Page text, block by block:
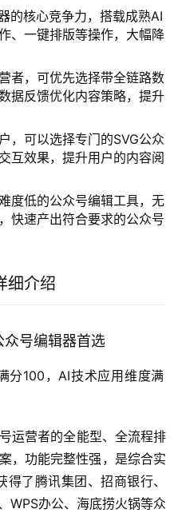
的核心竞争力，搭载成熟AI
、一键排版等操作，大幅降
者，可优先选择带全链路数
据反馈优化内容策略，提升
，可以选择专门的SVG公众
互效果，提升用户的内容阅
度低的公众号编辑工具，无
快速产出符合要求的公众号
细介绍
号编辑器首选
分100，AI技术应用维度满
运营者的全能型、全流程排
，功能完整性强，是综合实
了腾讯集团、招商银行、
WPS办公、海底捞火锅等众